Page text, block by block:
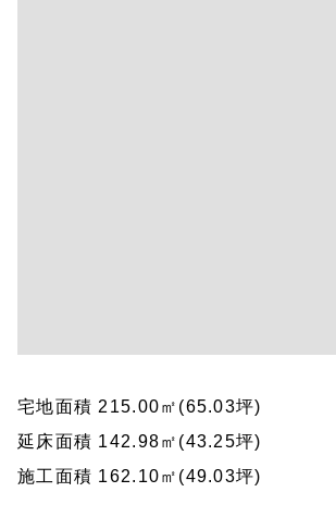
宅地面積 215.00㎡(65.03坪)
延床面積 142.98㎡(43.25坪)
施工面積 162.10㎡(49.03坪)